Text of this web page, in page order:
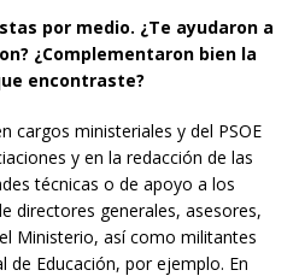
por medio. ¿Te ayudaron a
¿Complementaron bien la
encontraste?
cargos ministeriales y del PSOE
y en la redacción de las
técnicas o de apoyo a los
directores generales, asesores,
Ministerio, así como militantes
de Educación, por ejemplo. En